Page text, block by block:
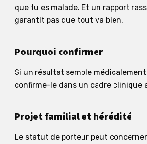
que tu es malade. Et un rapport
garantit pas que tout va bien.
Pourquoi confirmer
Si un résultat semble
confirme-le dans un cadre clinique
Projet familial et hérédité
Le statut de porteur peut concerner